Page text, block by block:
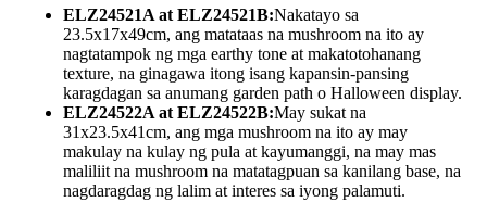
ELZ24521A at ELZ24521B:Nakatayo sa
23.5x17x49cm, ang matataas na mushroom na ito ay
nagtatampok ng mga earthy tone at makatotohanang
texture, na ginagawa itong isang kapansin-pansing
karagdagan sa anumang garden path o Halloween display.
ELZ24522A at ELZ24522B:May sukat na
31x23.5x41cm, ang mga mushroom na ito ay may
makulay na kulay ng pula at kayumanggi, na may mas
maliliit na mushroom na matatagpuan sa kanilang base, na
nagdaragdag ng lalim at interes sa iyong palamuti.